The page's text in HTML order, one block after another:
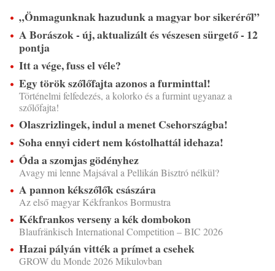
„Önmagunknak hazudunk a magyar bor sikeréről”
A Borászok - új, aktualizált és vészesen sürgető - 12
pontja
Itt a vége, fuss el véle?
Egy török szőlőfajta azonos a furminttal!
Történelmi felfedezés, a kolorko és a furmint ugyanaz a
szőlőfajta!
Olaszrizlingek, indul a menet Csehországba!
Soha ennyi cidert nem kóstolhattál idehaza!
Óda a szomjas gödényhez
Avagy mi lenne Majsával a Pellikán Bisztró nélkül?
A pannon kékszőlők császára
Az első magyar Kékfrankos Bormustra
Kékfrankos verseny a kék dombokon
Blaufränkisch International Competition – BIC 2026
Hazai pályán vitték a prímet a csehek
GROW du Monde 2026 Mikulovban